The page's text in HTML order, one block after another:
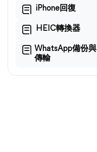
iPhone回復
HEIC轉換器
WhatsApp備份與
傳輸